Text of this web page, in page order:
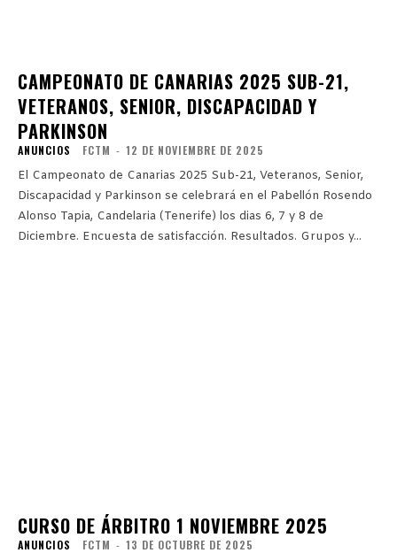
CAMPEONATO DE CANARIAS 2025 SUB-21,
VETERANOS, SENIOR, DISCAPACIDAD Y
PARKINSON
ANUNCIOS FCTM - 12 DE NOVIEMBRE DE 2025
El Campeonato de Canarias 2025 Sub-21, Veteranos, Senior,
Discapacidad y Parkinson se celebrará en el Pabellón Rosendo
Alonso Tapia, Candelaria (Tenerife) los dias 6, 7 y 8 de
Diciembre. Encuesta de satisfacción. Resultados. Grupos y...
CURSO DE ÁRBITRO 1 NOVIEMBRE 2025
ANUNCIOS FCTM - 13 DE OCTUBRE DE 2025